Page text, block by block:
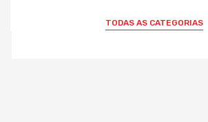
TODAS AS CATEGORIAS